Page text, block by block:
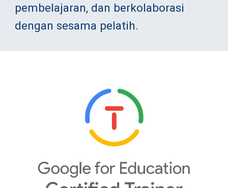
pembelajaran, dan berkolaborasi
dengan sesama pelatih.